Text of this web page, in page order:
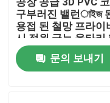
홈
구부러진 밸런াইজ
용접 된 철망 프라이
시 정원 굽는 울타리
널 판매
문의 보내기